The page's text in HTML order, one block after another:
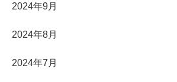
2024年9月
2024年8月
2024年7月